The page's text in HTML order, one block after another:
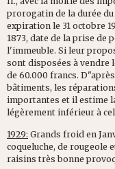
prorogatin de la durée du
expiration le 31 octobre
1873, date de la prise de
l'immeuble. Si leur
sont disposées à vendre
de 60.000 francs.
bâtiments, les
importantes et il estime
légèrement inférieur à
1929: Grands froid en
coqueluche, de rougeole
raisins très bonne